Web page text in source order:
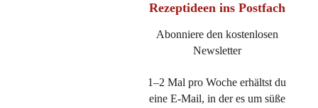
Rezeptideen ins Postfach
Abonniere den kostenlosen
Newsletter
1–2 Mal pro Woche erhältst du
eine E-Mail, in der es um süße
Ich freu mich über das Kompliment, Sia!